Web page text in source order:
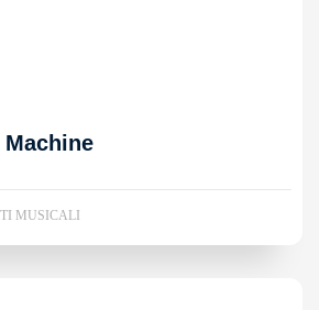
MUSICALI